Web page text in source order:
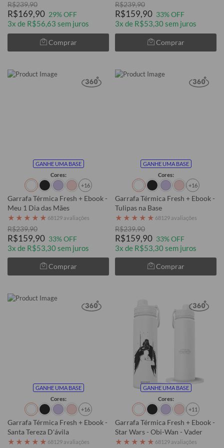
R$239,90
R$169,90 29% OFF
3x de R$56,63 sem juros
Comprar
R$239,90
R$159,90 33% OFF
3x de R$53,30 sem juros
Comprar
GANHE UMA BASE
Cores:
+16
Garrafa Térmica Fresh + Ebook -
Meu 1 Dia das Mães
★ ★ ★ ★ ★ 68129 avaliações
R$239,90
R$159,90 33% OFF
3x de R$53,30 sem juros
Comprar
GANHE UMA BASE
Cores:
+16
Garrafa Térmica Fresh + Ebook -
Tulipas na Base
★ ★ ★ ★ ★ 68129 avaliações
R$239,90
R$159,90 33% OFF
3x de R$53,30 sem juros
Comprar
GANHE UMA BASE
Cores:
+16
Garrafa Térmica Fresh + Ebook -
Santa Tereza D'ávila
★ ★ ★ ★ ★ 68129 avaliações
GANHE UMA BASE
Cores:
+11
Garrafa Térmica Fresh + Ebook -
Star Wars - Obi-Wan - Vader
★ ★ ★ ★ ★ 68129 avaliações